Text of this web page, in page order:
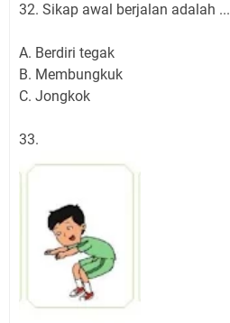
32. Sikap awal berjalan adalah ...
A. Berdiri tegak
B. Membungkuk
C. Jongkok
33.